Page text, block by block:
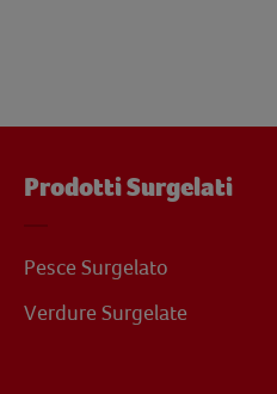
Prodotti Surgelati
Pesce Surgelato
Verdure Surgelate